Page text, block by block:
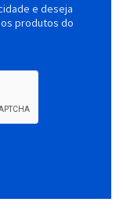
e deseja
produtos do